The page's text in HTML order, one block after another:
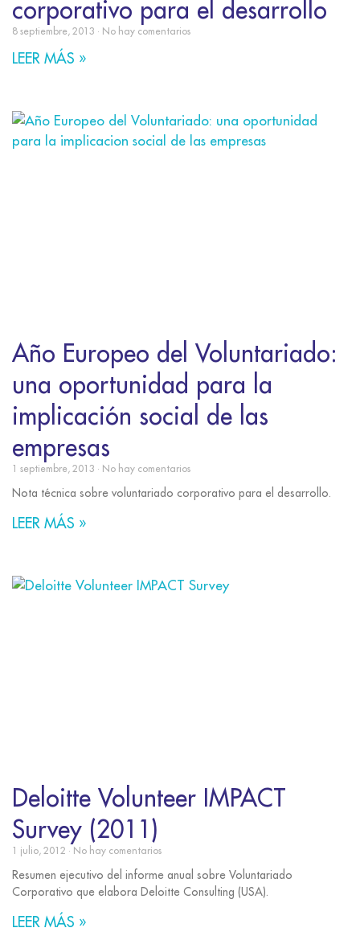
corporativo para el desarrollo
8 septiembre, 2013 No hay comentarios
LEER MÁS »
Año Europeo del Voluntariado:
una oportunidad para la
implicación social de las
empresas
1 septiembre, 2013 No hay comentarios
Nota técnica sobre voluntariado corporativo para el desarrollo.
LEER MÁS »
Deloitte Volunteer IMPACT
Survey (2011)
1 julio, 2012 No hay comentarios
Resumen ejecutivo del informe anual sobre Voluntariado
Corporativo que elabora Deloitte Consulting (USA).
LEER MÁS »